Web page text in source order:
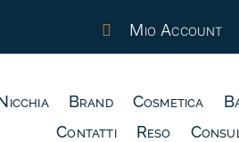
 Mio Account
Brand Cosmetica
Contatti
Reso